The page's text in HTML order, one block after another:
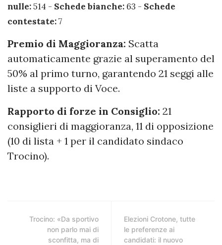
nulle:514 - Schede bianche: 63 - Schede
contestate:7
Premio di Maggioranza: Scatta
automaticamente grazie al superamento del
50% al primo turno, garantendo 21 seggi alle
liste a supporto di Voce.
Rapporto di forze in Consiglio: 21
consiglieri di maggioranza, 11 di opposizione
(10 di lista + 1 per il candidato sindaco
Trocino).
Trocino: «Da sportivo
non parlo mai di
sconfitta, ma di
Elezioni Crotone, tutte
le preferenze ai
candidati: il nuovo